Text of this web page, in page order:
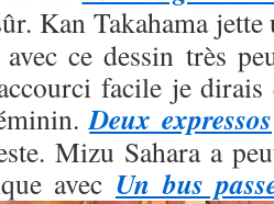
Kan Takahama
ce dessin très
facile je dirais
Deux expressos
Mizu Sahara a
avec Un bus